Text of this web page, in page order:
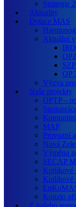
Strategie
Aktuality
Dotace MAS
Aktuální
SZP
OP
Výzva
Naše projekty
OPTP –
MAP
Provozní
Nová
Výměna
SECAP
Kotlíkové
Kotlíkové
Kouzlo
Z našeho